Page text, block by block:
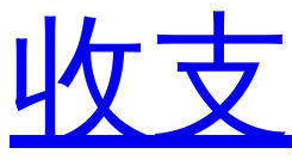
收支